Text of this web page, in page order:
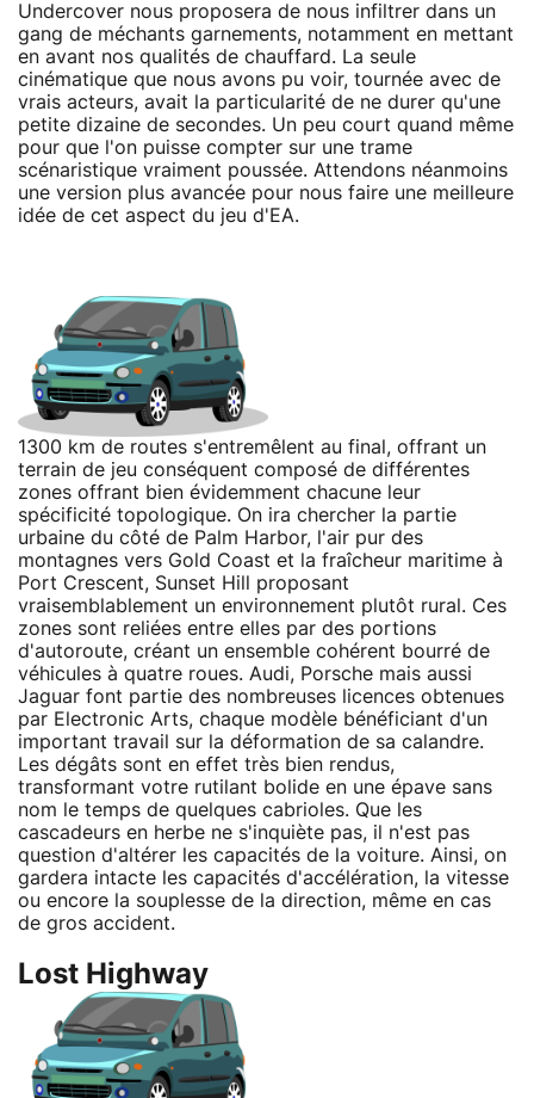
Undercover nous proposera de nous infiltrer dans un
gang de méchants garnements, notamment en mettant
en avant nos qualités de chauffard. La seule
cinématique que nous avons pu voir, tournée avec de
vrais acteurs, avait la particularité de ne durer qu'une
petite dizaine de secondes. Un peu court quand même
pour que l'on puisse compter sur une trame
scénaristique vraiment poussée. Attendons néanmoins
une version plus avancée pour nous faire une meilleure
idée de cet aspect du jeu d'EA.
1300 km de routes s'entremêlent au final, offrant un
terrain de jeu conséquent composé de différentes
zones offrant bien évidemment chacune leur
spécificité topologique. On ira chercher la partie
urbaine du côté de Palm Harbor, l'air pur des
montagnes vers Gold Coast et la fraîcheur maritime à
Port Crescent, Sunset Hill proposant
vraisemblablement un environnement plutôt rural. Ces
zones sont reliées entre elles par des portions
d'autoroute, créant un ensemble cohérent bourré de
véhicules à quatre roues. Audi, Porsche mais aussi
Jaguar font partie des nombreuses licences obtenues
par Electronic Arts, chaque modèle bénéficiant d'un
important travail sur la déformation de sa calandre.
Les dégâts sont en effet très bien rendus,
transformant votre rutilant bolide en une épave sans
nom le temps de quelques cabrioles. Que les
cascadeurs en herbe ne s'inquiète pas, il n'est pas
question d'altérer les capacités de la voiture. Ainsi, on
gardera intacte les capacités d'accélération, la vitesse
ou encore la souplesse de la direction, même en cas
de gros accident.
Lost Highway